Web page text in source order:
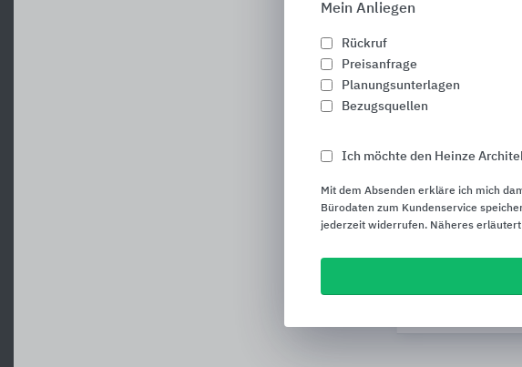
Mein Anliegen
Rückruf
Preisanfrage
Planungsunterlagen
Bezugsquellen
Ich möchte den Heinze
Mit dem Absenden erkläre ich mich
Bürodaten zum Kundenservice
jederzeit widerrufen. Näheres